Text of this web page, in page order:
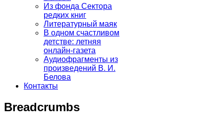
Из фонда Сектора
редких книг
Литературный маяк
В одном счастливом
детстве: летняя
онлайн-газета
Аудиофрагменты из
произведений В. И.
Белова
Контакты
Breadcrumbs